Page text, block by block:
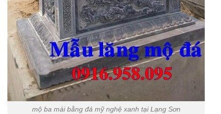
mộ ba mái bằng đá mỹ nghệ xanh tại Lạng Sơn